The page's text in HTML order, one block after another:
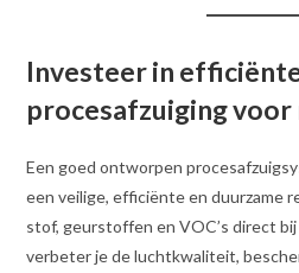
Investeer in
procesafzuiging
Een goed ontworpen
een veilige, efficiënte en duurzame
stof, geurstoffen en VOC’s direct
verbeter je de luchtkwaliteit,